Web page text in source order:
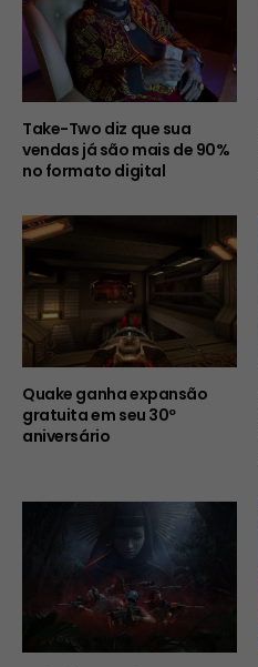
Take-Two diz que sua
vendas já são mais de 90%
no formato digital
Quake ganha expansão
gratuita em seu 30º
aniversário